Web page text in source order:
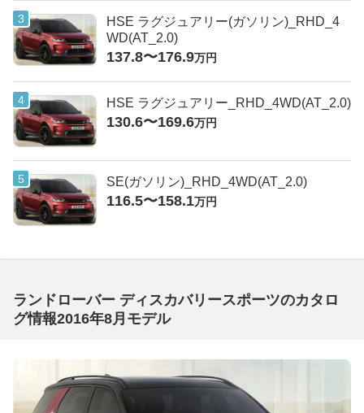
HSE ラグジュアリー(ガソリン)_RHD_4
WD(AT_2.0)
137.8〜176.9万円
HSE ラグジュアリー_RHD_4WD(AT_2.0)
130.6〜169.6万円
SE(ガソリン)_RHD_4WD(AT_2.0)
116.5〜158.1万円
ランドローバー ディスカバリースポーツのカタロ
グ情報2016年8月モデル